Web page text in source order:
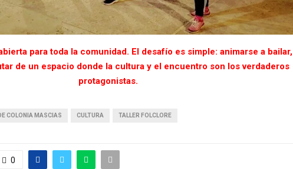
para toda la comunidad. El desafío es simple: animarse a bailar,
de un espacio donde la cultura y el encuentro son los verdaderos
protagonistas.
COLONIA MASCIAS CULTURA TALLER FOLCLORE
0